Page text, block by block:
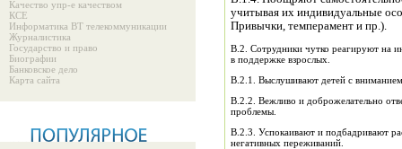
Качество упр-е качеством
КСЕ
Информатика ВТ телекоммуникации
Журналистика
Государство и право
Биографии
Банковское дело
Карта сайта
учитывая их индивидуальные
Привычки, темперамент и пр.).
В.2. Сотрудники чутко реагируют на
в поддержке взрослых.
В.2.1. Выслушивают детей с
В.2.2. Вежливо и доброжелательно
проблемы.
В.2.3. Успокаивают и подбадривают
негативных переживаний.